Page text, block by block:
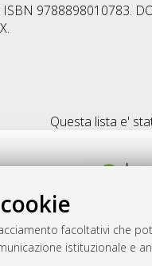
facoltativi che
istituzionale e
9788898010783.
Questa lista e'